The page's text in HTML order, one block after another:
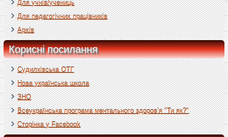
Для учнів/учениць
Для педагогічних працівників
Архів
Корисні посилання
Судилківська ОТГ
Нова українська школа
ЗНО
Всеукраїнська програма ментального здоров’я "Ти як?"
Сторінка у Facebook